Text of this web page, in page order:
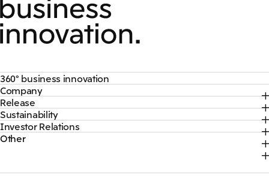
360° business innovation
トップ
三井物産ブランド・プロジェクト
ソーシャルメディア公式アカウント一覧​
コンテンツ一覧
Company
トップ
社長メッセージ
三井物産について
三井物産の事業
Release
トップ
2026年
2025年
Sustainability
トップ
サステナビリティ最新情報
Investor Relations
トップ
Other